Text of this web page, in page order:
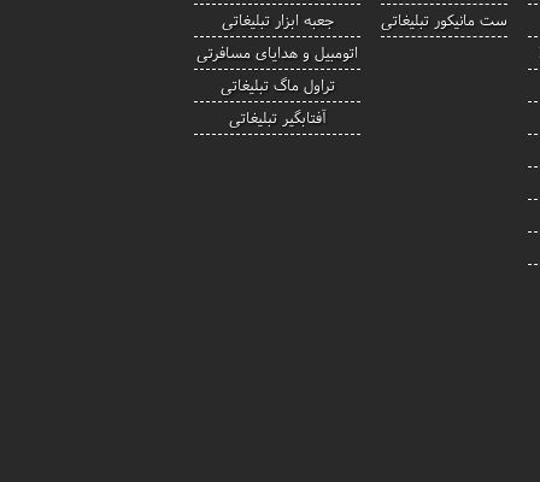
ست مانیکور تبلیغاتی
جعبه ابزار تبلیغاتی
اتومبیل و هدایای مسافرتی
تراول ماگ تبلیغاتی
آفتابگیر تبلیغاتی